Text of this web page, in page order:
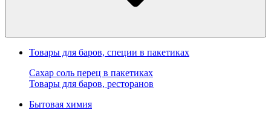
Товары для баров, специи в пакетиках
Сахар соль перец в пакетиках
Товары для баров, ресторанов
Бытовая химия